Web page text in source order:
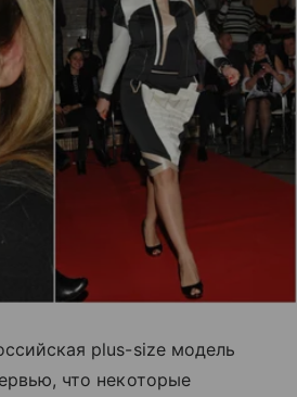
plus-size модель
что некоторые